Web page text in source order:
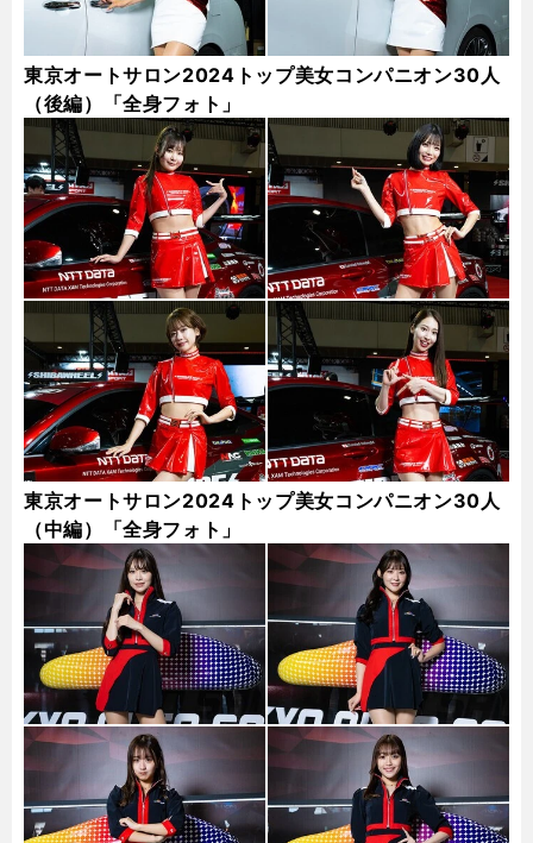
東京オートサロン2024トップ美女コンパニオン30人
（後編）「全身フォト」
東京オートサロン2024トップ美女コンパニオン30人
（中編）「全身フォト」